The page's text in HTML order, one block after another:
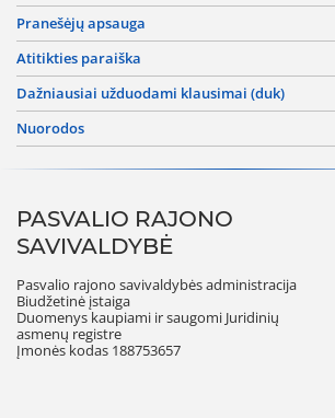
pranešėjų apsauga
atitikties paraiška
dažniausiai užduodami klausimai (duk)
nuorodos
PASVALIO RAJONO
SAVIVALDYBĖ
Pasvalio rajono savivaldybės administracija
Biudžetinė įstaiga
Duomenys kaupiami ir saugomi Juridinių
asmenų registre
Įmonės kodas 188753657